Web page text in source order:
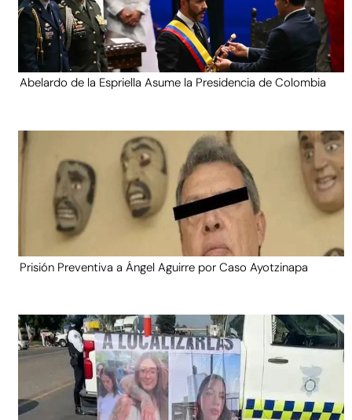
Abelardo de la Espriella Asume la Presidencia de Colombia
Prisión Preventiva a Ángel Aguirre por Caso Ayotzinapa